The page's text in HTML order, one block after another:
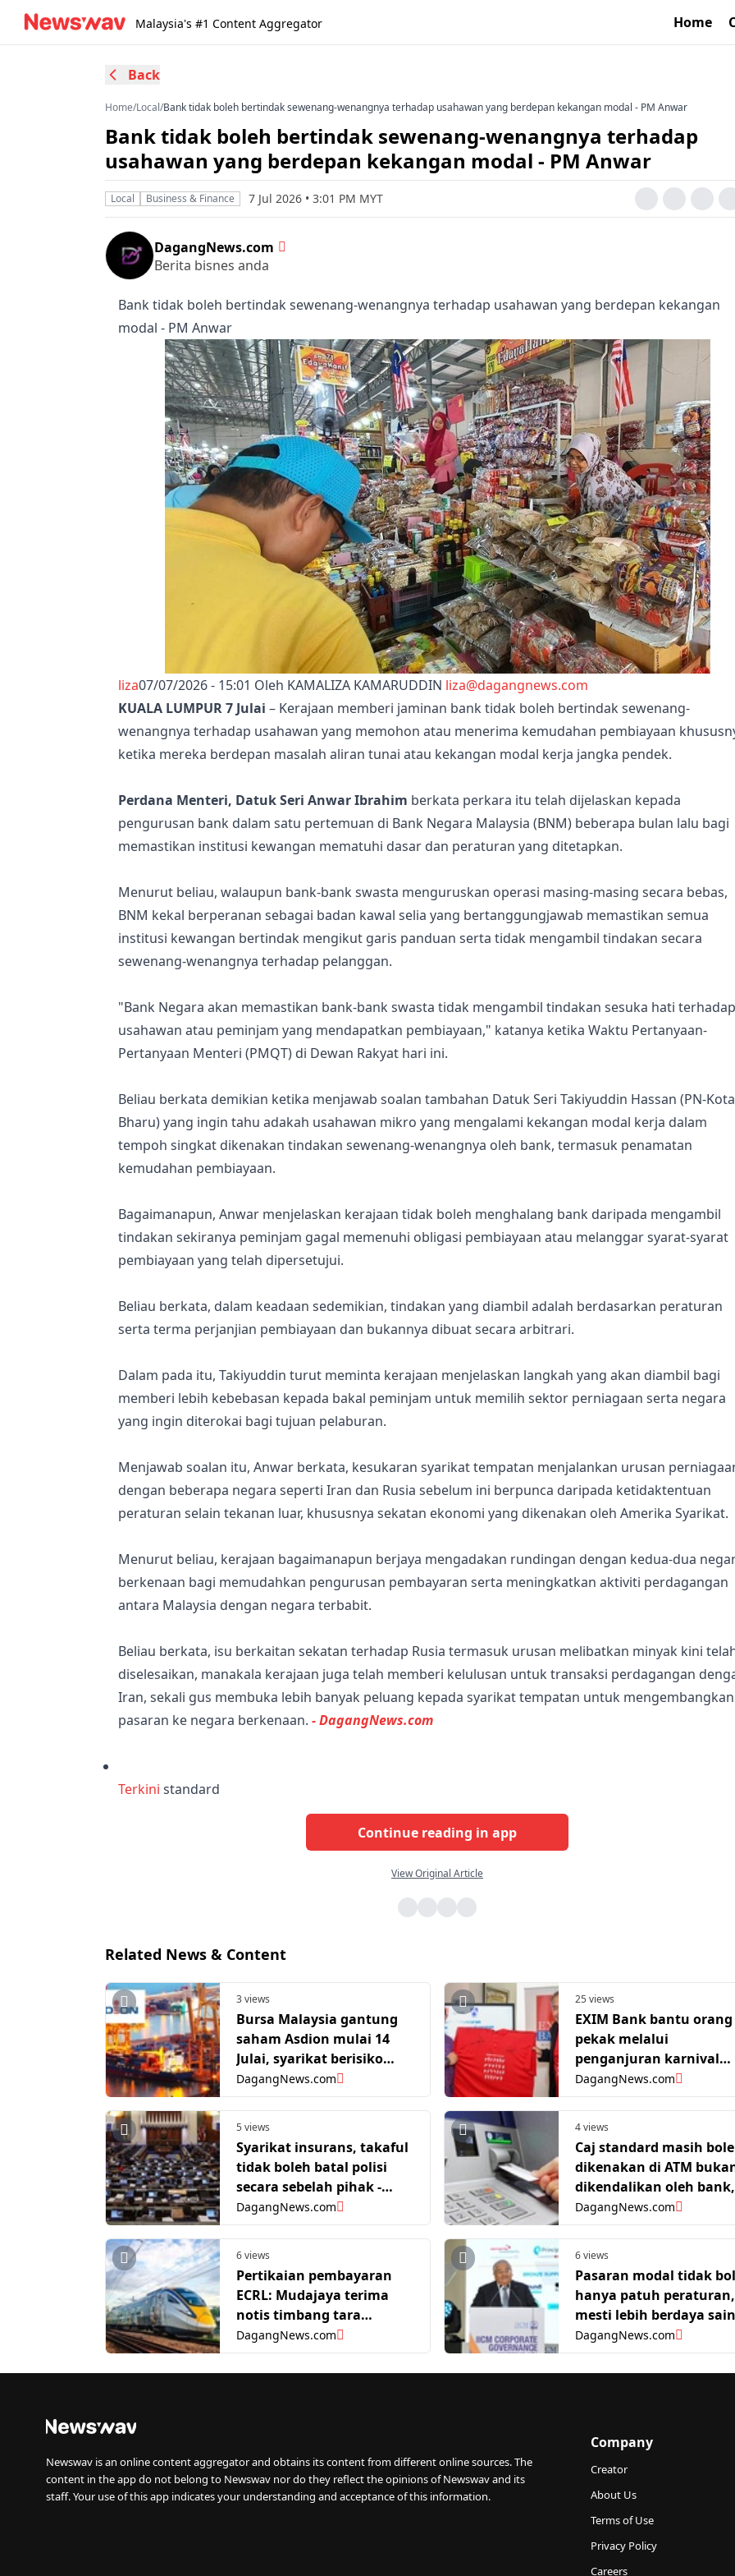
Malaysia's #1 Content Aggregator Home
Back
Home/Local/Bank tidak boleh bertindak sewenang-wenangnya terhadap usahawan yang berdepan kekangan modal - PM Anwar
Bank tidak boleh bertindak sewenang-wenangnya terhadap
usahawan yang berdepan kekangan modal - PM Anwar
Local Business & Finance 7 Jul 2026 • 3:01 PM MYT
DagangNews.com
Berita bisnes anda
Bank tidak boleh bertindak sewenang-wenangnya terhadap usahawan yang berdepan kekangan
modal - PM Anwar
liza07/07/2026 - 15:01 Oleh KAMALIZA KAMARUDDIN liza@dagangnews.com
KUALA LUMPUR 7 Julai – Kerajaan memberi jaminan bank tidak boleh bertindak sewenang-
wenangnya terhadap usahawan yang memohon atau menerima kemudahan pembiayaan
ketika mereka berdepan masalah aliran tunai atau kekangan modal kerja jangka pendek.
Perdana Menteri, Datuk Seri Anwar Ibrahim berkata perkara itu telah dijelaskan kepada
pengurusan bank dalam satu pertemuan di Bank Negara Malaysia (BNM) beberapa bulan lalu bagi
memastikan institusi kewangan mematuhi dasar dan peraturan yang ditetapkan.
Menurut beliau, walaupun bank-bank swasta menguruskan operasi masing-masing secara bebas,
BNM kekal berperanan sebagai badan kawal selia yang bertanggungjawab memastikan semua
institusi kewangan bertindak mengikut garis panduan serta tidak mengambil tindakan secara
sewenang-wenangnya terhadap pelanggan.
"Bank Negara akan memastikan bank-bank swasta tidak mengambil tindakan sesuka hati terhadap
usahawan atau peminjam yang mendapatkan pembiayaan," katanya ketika Waktu Pertanyaan-
Pertanyaan Menteri (PMQT) di Dewan Rakyat hari ini.
Beliau berkata demikian ketika menjawab soalan tambahan Datuk Seri Takiyuddin Hassan (PN-Kota
Bharu) yang ingin tahu adakah usahawan mikro yang mengalami kekangan modal kerja dalam
tempoh singkat dikenakan tindakan sewenang-wenangnya oleh bank, termasuk penamatan
kemudahan pembiayaan.
Bagaimanapun, Anwar menjelaskan kerajaan tidak boleh menghalang bank daripada mengambil
tindakan sekiranya peminjam gagal memenuhi obligasi pembiayaan atau melanggar syarat-syarat
pembiayaan yang telah dipersetujui.
Beliau berkata, dalam keadaan sedemikian, tindakan yang diambil adalah berdasarkan peraturan
serta terma perjanjian pembiayaan dan bukannya dibuat secara arbitrari.
Dalam pada itu, Takiyuddin turut meminta kerajaan menjelaskan langkah yang akan diambil bagi
memberi lebih kebebasan kepada bakal peminjam untuk memilih sektor perniagaan serta negara
yang ingin diterokai bagi tujuan pelaburan.
Menjawab soalan itu, Anwar berkata, kesukaran syarikat tempatan menjalankan urusan
dengan beberapa negara seperti Iran dan Rusia sebelum ini berpunca daripada ketidaktentuan
peraturan selain tekanan luar, khususnya sekatan ekonomi yang dikenakan oleh Amerika Syarikat.
Menurut beliau, kerajaan bagaimanapun berjaya mengadakan rundingan dengan kedua-dua
berkenaan bagi memudahkan pengurusan pembayaran serta meningkatkan aktiviti perdagangan
antara Malaysia dengan negara terbabit.
Beliau berkata, isu berkaitan sekatan terhadap Rusia termasuk urusan melibatkan minyak kini
diselesaikan, manakala kerajaan juga telah memberi kelulusan untuk transaksi perdagangan
Iran, sekali gus membuka lebih banyak peluang kepada syarikat tempatan untuk mengembangkan
pasaran ke negara berkenaan. - DagangNews.com
Terkini standard
Continue reading in app
View Original Article
Related News & Content
3 views
Bursa Malaysia gantung
saham Asdion mulai 14
Julai, syarikat berisiko
dinyahsenarai
DagangNews.com
25 views
EXIM Bank bantu orang
pekak melalui
penganjuran karnival
keusahawanan dan
latihan perniagaan
DagangNews.com
5 views
Syarikat insurans, takaful
tidak boleh batal polisi
secara sebelah pihak -
Parlimen diberitahu
DagangNews.com
4 views
Caj standard masih
dikenakan di ATM
dikendalikan oleh bank,
menurut persatuan
DagangNews.com
6 views
Pertikaian pembayaran
ECRL: Mudajaya terima
notis timbang tara
daripada CCC
DagangNews.com
6 views
Pasaran modal tidak
hanya patuh peraturan,
mesti lebih berdaya
untuk tarik pelabur
– SC
DagangNews.com
Newswav is an online content aggregator and obtains its content from different online sources. The
content in the app do not belong to Newswav nor do they reflect the opinions of Newswav and its
staff. Your use of this app indicates your understanding and acceptance of this information.
Company
Creator
About Us
Terms of Use
Privacy Policy
Careers